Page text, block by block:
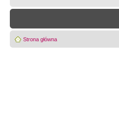
Strona główna